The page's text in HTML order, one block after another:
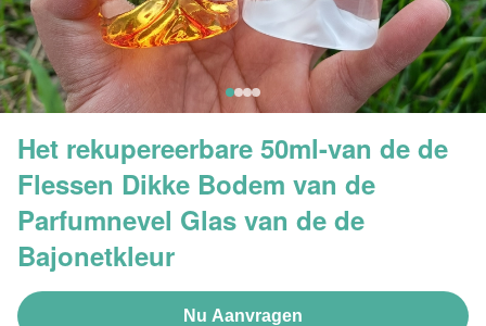
Het rekupereerbare 50ml-van de de
Flessen Dikke Bodem van de
Parfumnevel Glas van de de
Bajonetkleur
Nu Aanvragen